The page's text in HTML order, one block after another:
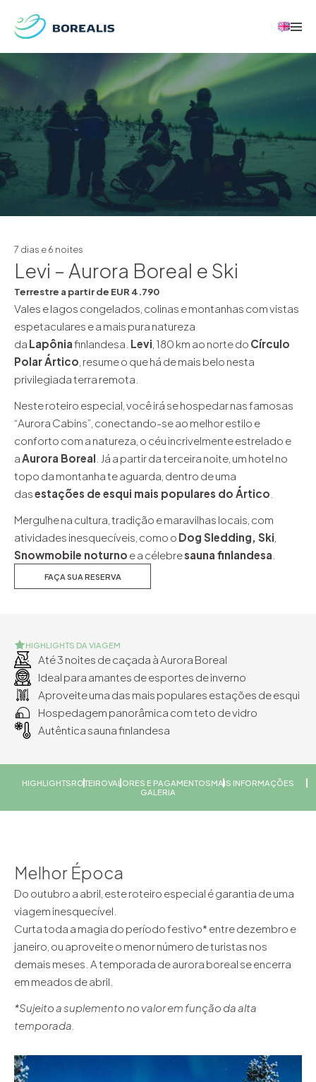
7 dias e 6 noites
Levi – Aurora Boreal e Ski
Terrestre a partir de EUR 4.790
Vales e lagos congelados, colinas e montanhas com vistas
espetaculares e a mais pura natureza
da Lapôniafinlandesa. Levi , 180 km ao norte do Círculo
Polar Ártico , resume o que há de mais belo nesta
privilegiada terra remota.
Neste roteiro especial, você irá se hospedar nas famosas
“Aurora Cabins”, conectando-se ao melhor estilo e
conforto com a natureza, o céu incrivelmente estrelado e
a Aurora Boreal . Já a partir da terceira noite, um hotel no
topo da montanha te aguarda, dentro de uma
dasestações de esqui mais populares do Ártico
Mergulhe na cultura, tradição e maravilhas locais, com
atividades inesquecíveis, como o Dog Sledding, Ski
Snowmobile noturno e a célebresauna finlandesa
FAÇA SUA RESERVA
HIGHLIGHTS DA VIAGEM
Até 3 noites de caçada à Aurora Boreal
Ideal para amantes de esportes de inverno
Aproveite uma das mais populares estações de esqui
Hospedagem panorâmica com teto de vidro
Autêntica sauna finlandesa
HIGHLIGHTSROTEIROVALORES E PAGAMENTOSMAIS INFORMAÇÕES
GALERIA
Melhor Época
Do outubro a abril, este roteiro especial é garantia de uma
viagem inesquecível.
Curta toda a magia do período festivo* entre dezembro e
janeiro, ou aproveite o menor número de turistas nos
demais meses. A temporada de aurora boreal se encerra
em meados de abril.
*Sujeito a suplemento no valor em função da alta
temporada.